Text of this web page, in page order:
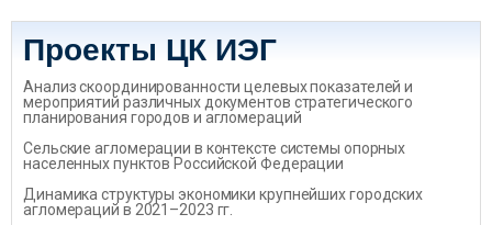
Проекты ЦК ИЭГ
Анализ скоординированности целевых показателей и
мероприятий различных документов стратегического
планирования городов и агломераций
Сельские агломерации в контексте системы опорных
населенных пунктов Российской Федерации
Динамика структуры экономики крупнейших городских
агломераций в 2021–2023 гг.